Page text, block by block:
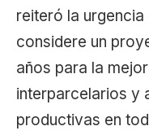
reiteró la urgencia
considere un
años para la
interparcelarios y
productivas en